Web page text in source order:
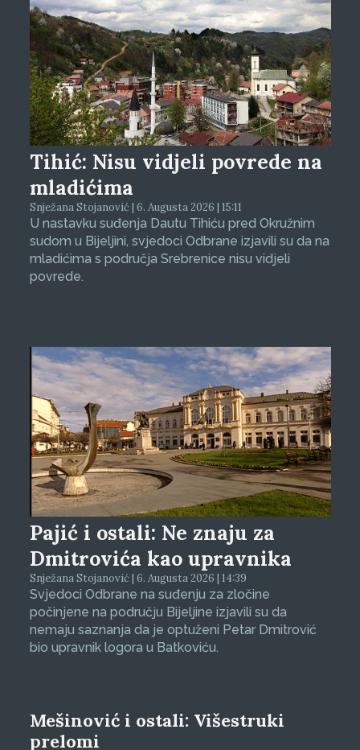
Tihić: Nisu vidjeli povrede na
mladićima
Snježana Stojanović | 6. Augusta 2026 | 15:11
U nastavku suđenja Dautu Tihiću pred Okružnim
sudom u Bijeljini, svjedoci Odbrane izjavili su da na
mladićima s područja Srebrenice nisu vidjeli
povrede.
Pajić i ostali: Ne znaju za
Dmitrovića kao upravnika
Snježana Stojanović | 6. Augusta 2026 | 14:39
Svjedoci Odbrane na suđenju za zločine
počinjene na području Bijeljine izjavili su da
nemaju saznanja da je optuženi Petar Dmitrović
bio upravnik logora u Batkoviću.
Mešinović i ostali: Višestruki
prelomi